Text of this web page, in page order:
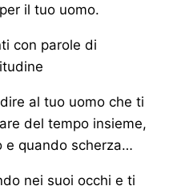
il tuo uomo.
al tuo uomo che ti
del tempo insieme,
e quando scherza…
nei suoi occhi e ti